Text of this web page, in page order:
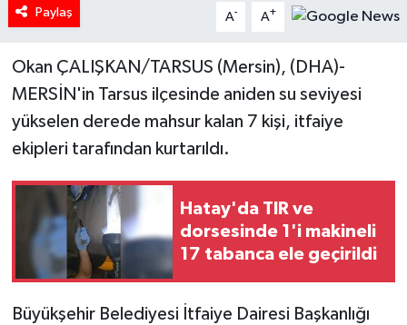
Paylaş A- A+
Okan ÇALIŞKAN/TARSUS (Mersin), (DHA)-
MERSİN'in Tarsus ilçesinde aniden su seviyesi
yükselen derede mahsur kalan 7 kişi, itfaiye
ekipleri tarafından kurtarıldı.
Hatay'da TIR ve
dorsesinde 1'i makineli
17 tabanca ele geçirildi
Büyükşehir Belediyesi İtfaiye Dairesi Başkanlığı